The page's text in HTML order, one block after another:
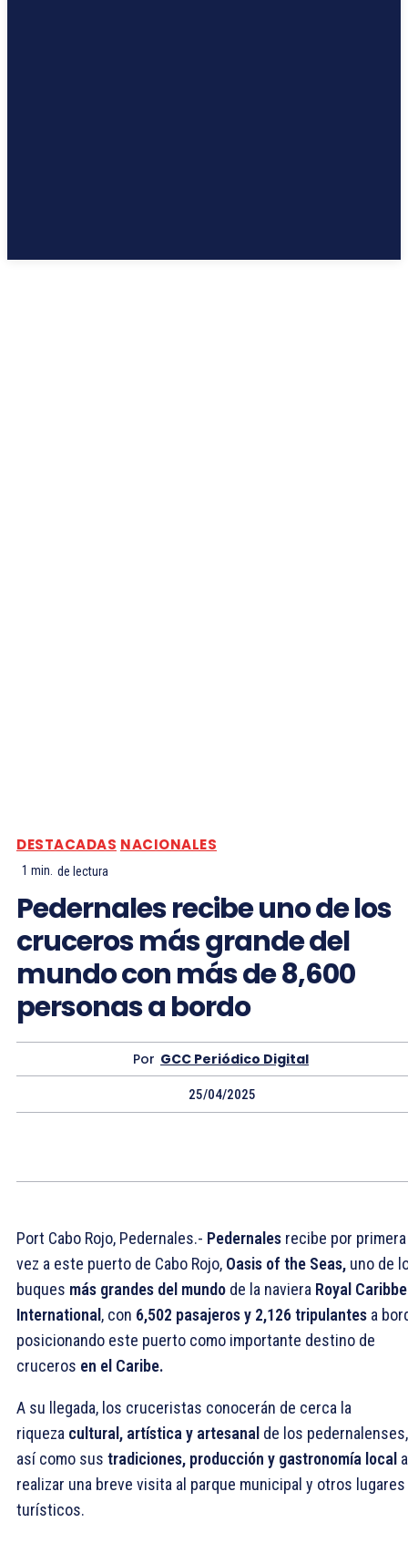
DESTACADAS NACIONALES
1 min. de lectura
Pedernales recibe uno de los
cruceros más grande del
mundo con más de 8,600
personas a bordo
Por GCC Periódico Digital
25/04/2025
Port Cabo Rojo, Pedernales.- Pedernales recibe por primera
vez a este puerto de Cabo Rojo, Oasis of the Seas, uno de
buques más grandes del mundo de la naviera Royal
International, con 6,502 pasajeros y 2,126 tripulantes a
posicionando este puerto como importante destino de
cruceros en el Caribe.
A su llegada, los cruceristas conocerán de cerca la
riqueza cultural, artística y artesanal de los pedernalenses,
así como sus tradiciones, producción y gastronomía local
realizar una breve visita al parque municipal y otros lugares
turísticos.